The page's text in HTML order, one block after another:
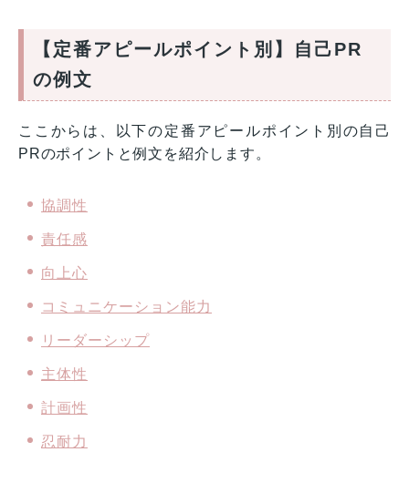
【定番アピールポイント別】自己PR
の例文
ここからは、以下の定番アピールポイント別の自己
PRのポイントと例文を紹介します。
協調性
責任感
向上心
コミュニケーション能力
リーダーシップ
主体性
計画性
忍耐力